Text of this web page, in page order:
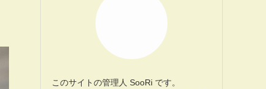
このサイトの管理人 SooRi です。